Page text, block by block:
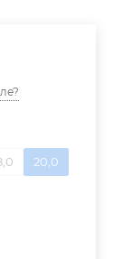
20,0